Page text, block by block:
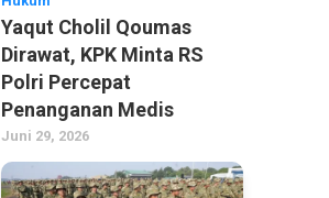
Yaqut Cholil Qoumas
Dirawat, KPK Minta RS
Polri Percepat
Penanganan Medis
Juni 29, 2026